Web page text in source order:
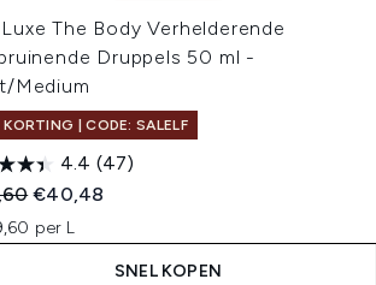
The Body Verhelderende
Druppels 50 ml -
Medium
KORTING | CODE: SALELF
4.4 (47)
Retail Price:
Huidige prijs:
€40,48
per L
SNEL KOPEN